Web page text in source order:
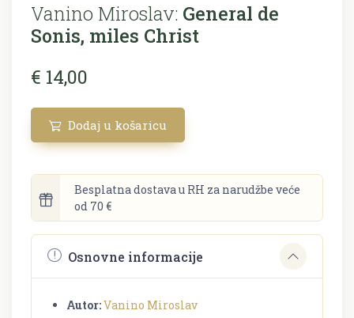
Vanino Miroslav: General de
Sonis, miles Christ
€ 14,00
Dodaj u košaricu
Besplatna dostava u RH za narudžbe veće
od 70 €
Osnovne informacije
Autor:Vanino Miroslav